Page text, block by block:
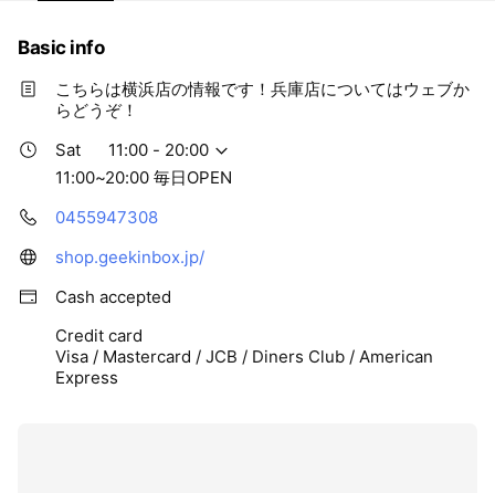
Basic info
こちらは横浜店の情報です！兵庫店についてはウェブか
らどうぞ！
Sat
11:00 - 20:00
11:00~20:00 毎日OPEN
0455947308
shop.geekinbox.jp/
Cash accepted
Credit card
Visa / Mastercard / JCB / Diners Club / American
Express